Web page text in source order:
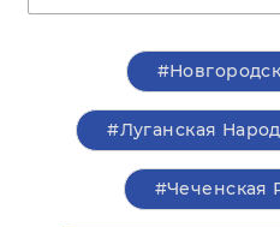
#Луганская
#Чеченская